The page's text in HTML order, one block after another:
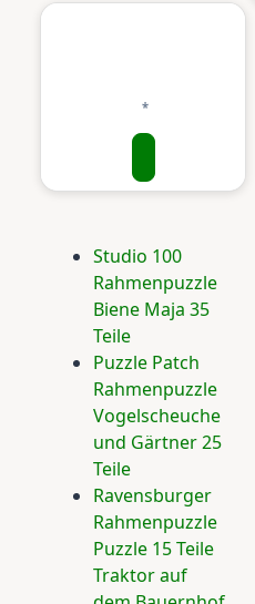
Studio 100
Rahmenpuzzle
Biene Maja 35
Teile
Puzzle Patch
Rahmenpuzzle
Vogelscheuche
und Gärtner 25
Teile
Ravensburger
Rahmenpuzzle
Puzzle 15 Teile
Traktor auf